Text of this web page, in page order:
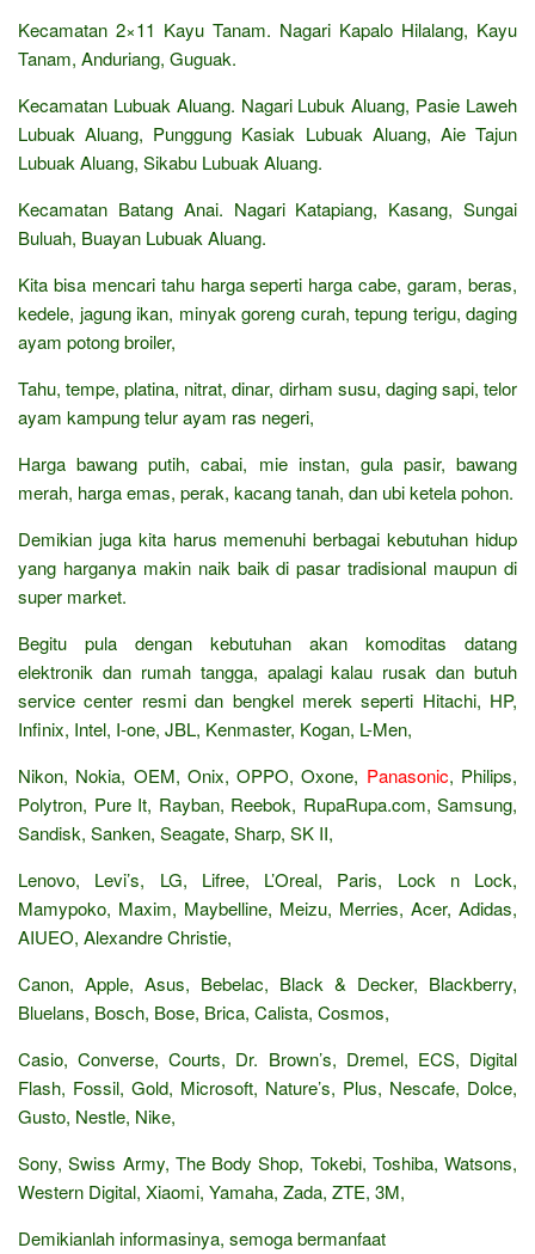
Kecamatan 2×11 Kayu Tanam. Nagari Kapalo Hilalang, Kayu
Tanam, Anduriang, Guguak.
Kecamatan Lubuak Aluang. Nagari Lubuk Aluang, Pasie Laweh
Lubuak Aluang, Punggung Kasiak Lubuak Aluang, Aie Tajun
Lubuak Aluang, Sikabu Lubuak Aluang.
Kecamatan Batang Anai. Nagari Katapiang, Kasang, Sungai
Buluah, Buayan Lubuak Aluang.
Kita bisa mencari tahu harga seperti harga cabe, garam, beras,
kedele, jagung ikan, minyak goreng curah, tepung terigu, daging
ayam potong broiler,
Tahu, tempe, platina, nitrat, dinar, dirham susu, daging sapi, telor
ayam kampung telur ayam ras negeri,
Harga bawang putih, cabai, mie instan, gula pasir, bawang
merah, harga emas, perak, kacang tanah, dan ubi ketela pohon.
Demikian juga kita harus memenuhi berbagai kebutuhan hidup
yang harganya makin naik baik di pasar tradisional maupun di
super market.
Begitu pula dengan kebutuhan akan komoditas datang
elektronik dan rumah tangga, apalagi kalau rusak dan butuh
service center resmi dan bengkel merek seperti Hitachi, HP,
Infinix, Intel, I-one, JBL, Kenmaster, Kogan, L-Men,
Nikon, Nokia, OEM, Onix, OPPO, Oxone, Panasonic, Philips,
Polytron, Pure It, Rayban, Reebok, RupaRupa.com, Samsung,
Sandisk, Sanken, Seagate, Sharp, SK II,
Lenovo, Levi’s, LG, Lifree, L’Oreal, Paris, Lock n Lock,
Mamypoko, Maxim, Maybelline, Meizu, Merries, Acer, Adidas,
AIUEO, Alexandre Christie,
Canon, Apple, Asus, Bebelac, Black & Decker, Blackberry,
Bluelans, Bosch, Bose, Brica, Calista, Cosmos,
Casio, Converse, Courts, Dr. Brown’s, Dremel, ECS, Digital
Flash, Fossil, Gold, Microsoft, Nature’s, Plus, Nescafe, Dolce,
Gusto, Nestle, Nike,
Sony, Swiss Army, The Body Shop, Tokebi, Toshiba, Watsons,
Western Digital, Xiaomi, Yamaha, Zada, ZTE, 3M,
Demikianlah informasinya, semoga bermanfaat